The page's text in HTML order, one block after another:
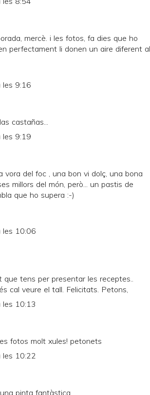
mercè. i les fotos, fa dies que ho
perfectament li donen un aire diferent al
les 9:16
castañas...
les 9:19
vora del foc , una bon vi dolç, una bona
millors del món, però... un pastis de
que ho supera :-)
les 10:06
tens per presentar les receptes..
cal veure el tall. Felicitats. Petons,
les 10:13
fotos molt xules! petonets
les 10:22
pinta fantàstica.